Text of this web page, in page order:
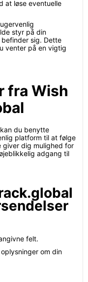
at løse eventuelle
styr på din
sig. Dette
venter på en vigtig
fra Wish
du benytte
platform til at følge
giver dig mulighed for
adgang til
felt.
om din